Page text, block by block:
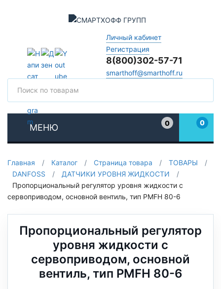
Личный кабинет
Регистрация
8(800)302-57-71
smarthoff@smarthoff.ru
МЕНЮ
0
0
Главная / Каталог / Страница товара / ТОВАРЫ
/
DANFOSS
/ ДАТЧИКИ УРОВНЯ ЖИДКОСТИ
/
Пропорциональный регулятор уровня жидкости с
сервоприводом, основной вентиль, тип PMFH 80-6
Пропорциональный регулятор
уровня жидкости с
сервоприводом, основной
вентиль, тип PMFH 80-6